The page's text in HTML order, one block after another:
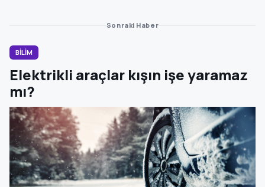
Sonraki Haber
BİLİM
Elektrikli araçlar kışın işe yaramaz
mı?